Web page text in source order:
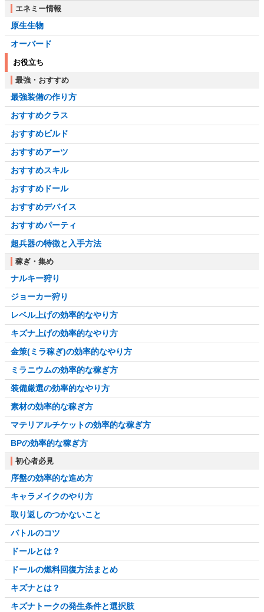
エネミー情報
原生生物
オーバード
お役立ち
最強・おすすめ
最強装備の作り方
おすすめクラス
おすすめビルド
おすすめアーツ
おすすめスキル
おすすめドール
おすすめデバイス
おすすめパーティ
超兵器の特徴と入手方法
稼ぎ・集め
ナルキー狩り
ジョーカー狩り
レベル上げの効率的なやり方
キズナ上げの効率的なやり方
金策(ミラ稼ぎ)の効率的なやり方
ミラニウムの効率的な稼ぎ方
装備厳選の効率的なやり方
素材の効率的な稼ぎ方
マテリアルチケットの効率的な稼ぎ方
BPの効率的な稼ぎ方
初心者必見
序盤の効率的な進め方
キャラメイクのやり方
取り返しのつかないこと
バトルのコツ
ドールとは？
ドールの燃料回復方法まとめ
キズナとは？
キズナトークの発生条件と選択肢